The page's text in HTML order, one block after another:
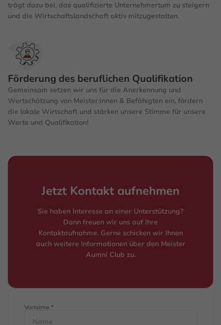
trägt dazu bei, das qualifizierte Unternehmertum zu steigern
und die Wirtschaftslandschaft aktiv mitzugestalten.
Förderung des beruflichen Qualifikation
Gemeinsam setzen wir uns für die Anerkennung und
Wertschätzung von Meister:innen & Befähigten ein, fördern
die lokale Wirtschaft und stärken unsere Stimme für unsere
Werte und Qualifikation!
Jetzt Kontakt aufnehmen
Sie haben Interesse an einer Unterstützung?
Dann freuen wir uns auf Ihre
Kontaktaufnahme. Gerne schicken wir Ihnen
auch weitere Informationen über den Meister
Aumni Club zu.
Vorname *